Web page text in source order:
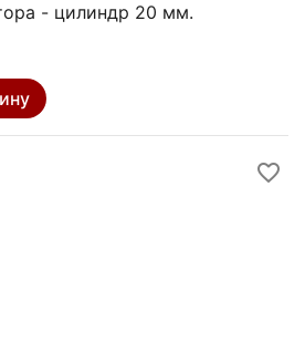
- цилиндр 20 мм.